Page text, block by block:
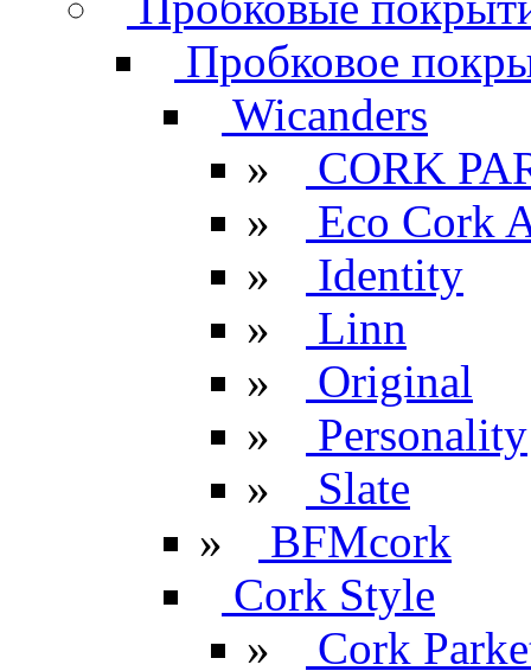
Пробковое
Wicanders
»
CORK
»
Eco Cork
»
Identity
»
Linn
»
Original
»
Personality
»
Slate
»
BFMcork
Cork Style
»
Cork